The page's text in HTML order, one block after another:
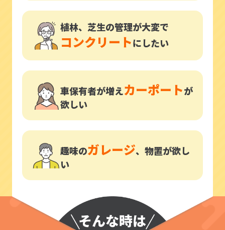
植林、芝生の管理が大変で
コンクリートにしたい
車保有者が増えカーポートが
欲しい
趣味のガレージ、物置が欲し
い